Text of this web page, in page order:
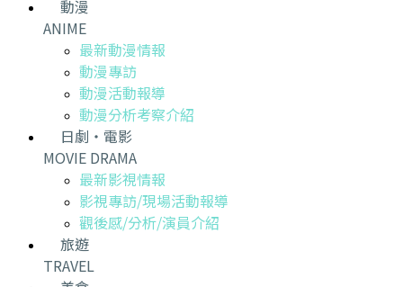
動漫
ANIME
最新動漫情報
動漫專訪
動漫活動報導
動漫分析考察介紹
日劇・電影
MOVIE DRAMA
最新影視情報
影視專訪/現場活動報導
觀後感/分析/演員介紹
旅遊
TRAVEL